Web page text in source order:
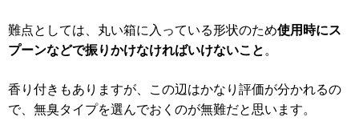
難点としては、丸い箱に入っている形状のため使用時にス
プーンなどで振りかけなければいけないこと 。
香り付きもありますが、この辺はかなり評価が分かれるの
で、無臭タイプを選んでおくのが無難だと思います。